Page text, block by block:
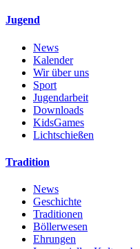
Jugend
News
Kalender
Wir über uns
Sport
Jugendarbeit
Downloads
KidsGames
Lichtschießen
Tradition
News
Geschichte
Traditionen
Böllerwesen
Ehrungen